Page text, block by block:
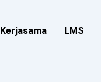
Kerjasama LMS